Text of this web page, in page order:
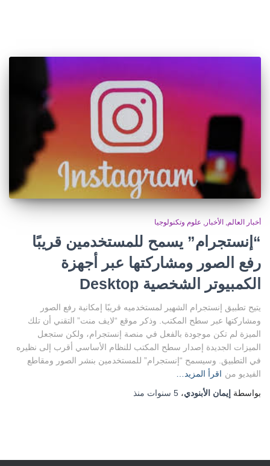
أخبار العالم الأخبار علوم وتكنولوجيا
“إنستجرام” يسمح للمستخدمين قريبًا
رفع الصور ومشاركتها عبر أجهزة
الكمبيوتر الشخصية Desktop
يتيح تطبيق إنستجرام الشهير لمستخدميه قريبًا إمكانية رفع الصور
ومشاركتها عبر سطح المكتب. وذكر موقع “لايف منت” التقني أن تلك
الميزة لم تكن موجودة بالفعل في منصة إنستجرام، ولكن ستجعل
الميزات الجديدة إصدار سطح المكتب للنظام الأساسي أقرب إلى نظيره
في التطبيق. وسيسمح “إنستجرام” للمستخدمين بنشر الصور ومقاطع
الفيديو من اقرأ المزيد…
بواسطة إيمان الأبنودي، 5 سنوات منذ